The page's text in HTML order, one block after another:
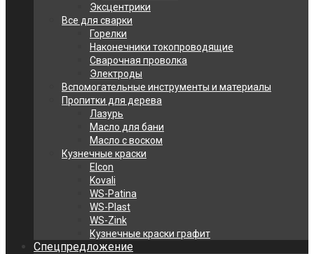
Эксцентрики
Все для сварки
Горелки
Наконечники токопроводящие
Сварочная проволка
Электроды
Вспомогательные инструменты и материалы
Пропитки для дерева
Лазурь
Масло для бани
Масло с воском
Кузнечные краски
Elcon
Kovali
WS-Patina
WS-Plast
WS-Zink
Кузнечные краски графит
Спецпредложение